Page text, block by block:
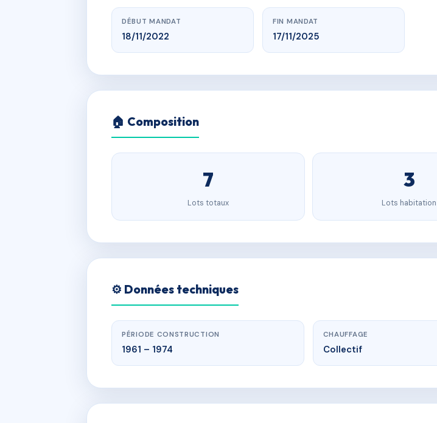
DÉBUT MANDAT
18/11/2022
FIN MANDAT
17/11/2025
🏠 Composition
7
Lots totaux
3
Lots habitation
⚙️ Données techniques
PÉRIODE CONSTRUCTION
1961 – 1974
CHAUFFAGE
Collectif